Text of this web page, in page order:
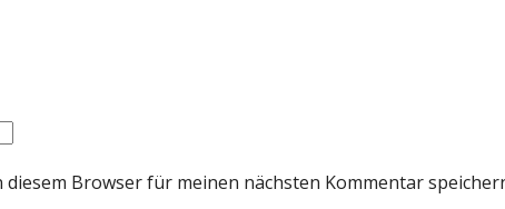
diesem Browser für meinen nächsten Kommentar